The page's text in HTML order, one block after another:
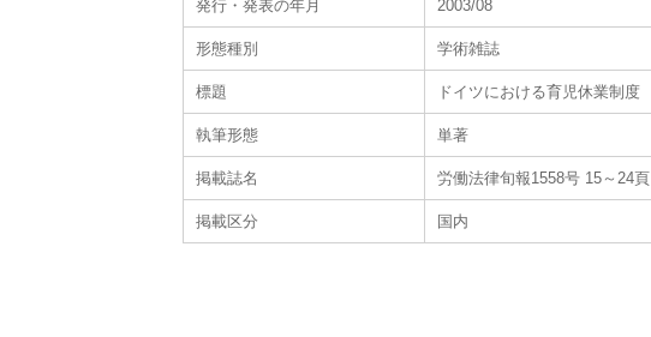
発行・発表の年月 2003/08
形態種別 学術雑誌
標題 ドイツにおける育児休業制度
執筆形態 単著
掲載誌名 労働法律旬報1558号 15～24頁
掲載区分 国内